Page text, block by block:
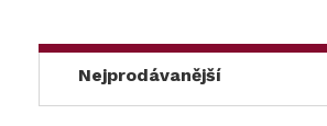
Nejprodávanější